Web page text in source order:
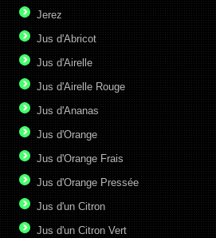
Jerez
Jus d'Abricot
Jus d'Airelle
Jus d'Airelle Rouge
Jus d'Ananas
Jus d'Orange
Jus d'Orange Frais
Jus d'Orange Pressée
Jus d'un Citron
Jus d'un Citron Vert